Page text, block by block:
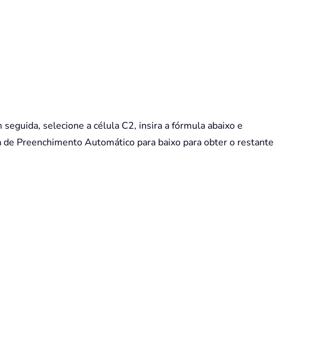
selecione a célula C2, insira a fórmula abaixo e
Preenchimento Automático para baixo para obter o restante